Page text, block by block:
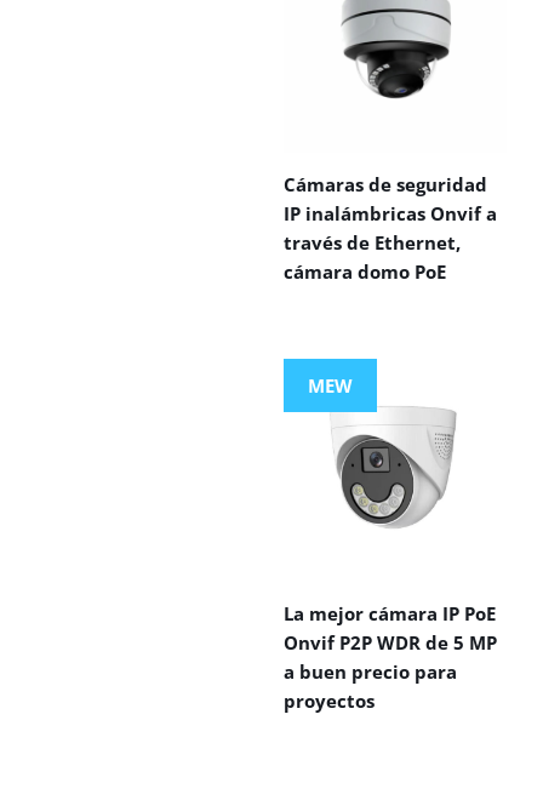
Cámaras de seguridad
IP inalámbricas Onvif a
través de Ethernet,
cámara domo PoE
MEW
La mejor cámara IP PoE
Onvif P2P WDR de 5 MP
a buen precio para
proyectos